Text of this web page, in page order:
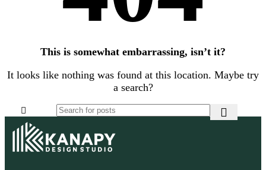
This is somewhat embarrassing, isn’t it?
It looks like nothing was found at this location. Maybe try
a search?